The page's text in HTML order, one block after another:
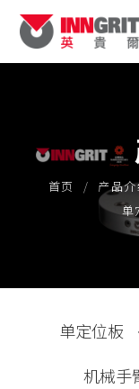
首页 产品
单
单定位板
机械手